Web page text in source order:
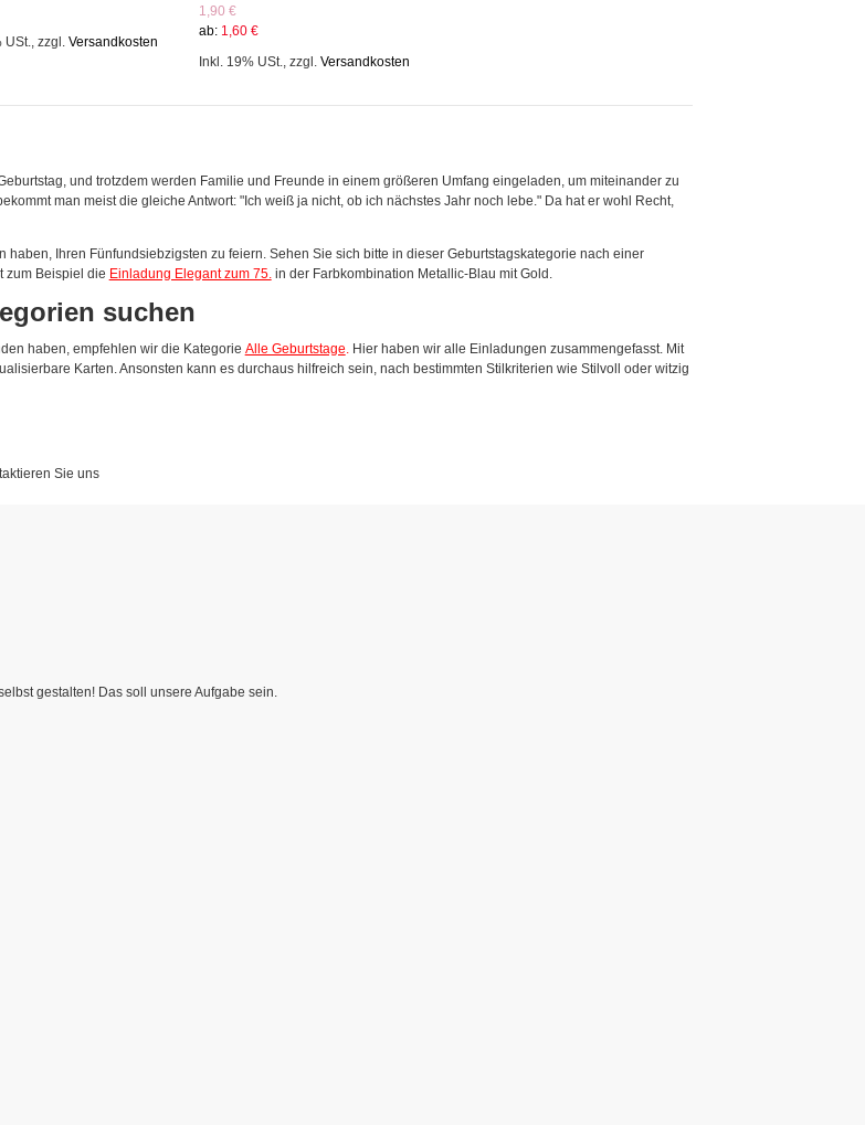
USt., zzgl. Versandkosten
1,90 €
ab: 1,60 €
Inkl. 19% USt., zzgl. Versandkosten
und trotzdem werden Familie und Freunde in einem größeren Umfang eingeladen, um miteinander zu
man meist die gleiche Antwort: "Ich weiß ja nicht, ob ich nächstes Jahr noch lebe." Da hat er wohl Recht,
haben, Ihren Fünfundsiebzigsten zu feiern. Sehen Sie sich bitte in dieser Geburtstagskategorie nach einer
zum Beispiel die Einladung Elegant zum 75.in der Farbkombination Metallic-Blau mit Gold.
suchen
haben, empfehlen wir die Kategorie Alle Geburtstage.Hier haben wir alle Einladungen zusammengefasst. Mit
Karten. Ansonsten kann es durchaus hilfreich sein, nach bestimmten Stilkriterien wie Stilvoll oder witzig
Sie uns
gestalten! Das soll unsere Aufgabe sein.